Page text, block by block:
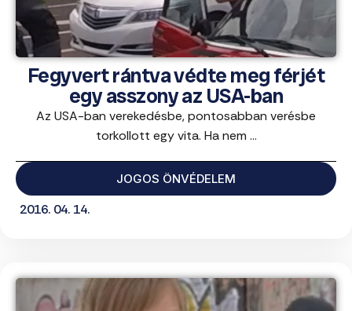
Fegyvert rántva védte meg férjét
egy asszony az USA-ban
Az USA-ban verekedésbe, pontosabban verésbe
torkollott egy vita. Ha nem ...
JOGOS ÖNVÉDELEM
2016. 04. 14.